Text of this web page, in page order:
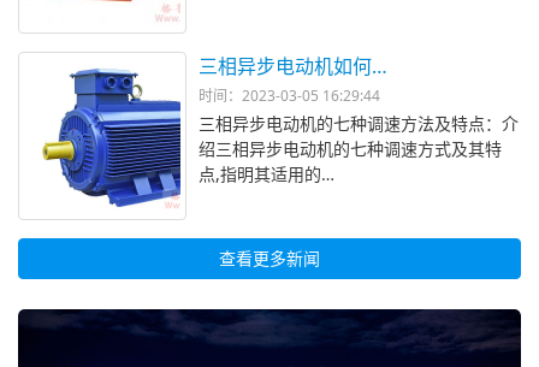
三相异步电动机如何…
时间：2023-03-05 16:29:44
三相异步电动机的七种调速方法及特点：介
绍三相异步电动机的七种调速方式及其特
点,指明其适用的…
查看更多新闻